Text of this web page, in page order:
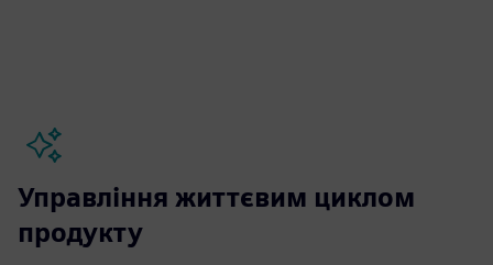
Управління життєвим циклом
продукту